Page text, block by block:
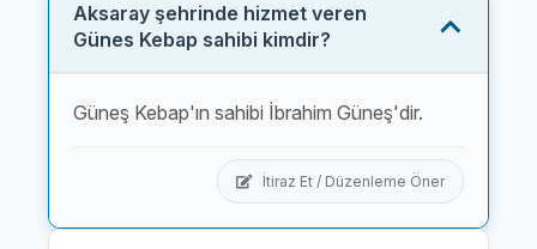
Aksaray şehrinde hizmet veren
Günes Kebap sahibi kimdir?
Güneş Kebap'ın sahibi İbrahim Güneş'dir.
İtiraz Et / Düzenleme Öner